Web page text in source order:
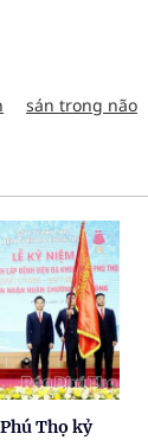
sán trong não
Thọ kỷ